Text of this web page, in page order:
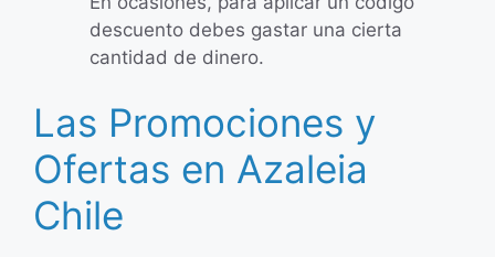
descuento debes gastar una cierta
cantidad de dinero.
Las Promociones y
Ofertas en Azaleia
Chile